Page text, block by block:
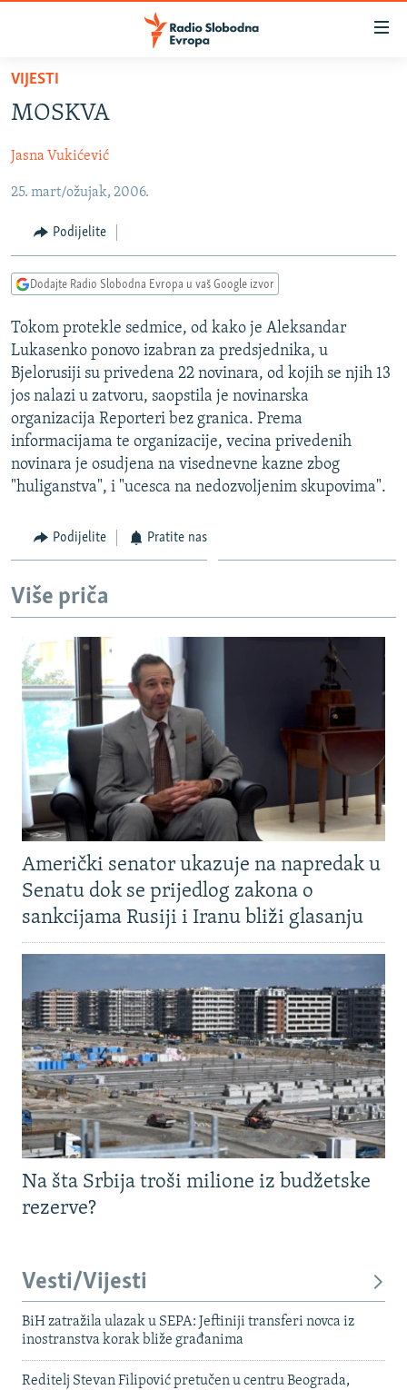
Pređite
glavni
Pređite
na
navigaciju
Pređite
na
pretragu
SRBIJA
KOSOVO
CRNA GORA
VIZUELNO
VIDEO
FOTOGALERIJE
INFOGRAFIKE
PODCASTI
RAT U UKRAJINI
KINA NA BALKANU
RSE PRIČE IZ SVIJETA
ISPRIČAJ MI
DNEVNO@RSE
SPECIJALI RSE
POPLAVE I KLIZIŠTA U BIH 2024.
TV LIBERTY
POST SCRIPTUM
MOJA EVROPA
TRI DECENIJE OD RATA U BIH
SVE KARTE DEJTONA
NASTANAK I RASPAD JUGOSLAVIJE
PRATITE NAS
Sve RFE/RL stranice
VIJESTI
MOSKVA
Jasna Vukićević
25. mart/ožujak, 2006.
Podijelite
Dodajte Radio Slobodna Evropa u vaš Google izvor
Tokom protekle sedmice, od kako je Aleksandar
Lukasenko ponovo izabran za predsjednika, u
Bjelorusiji su privedena 22 novinara, od kojih se njih 13
jos nalazi u zatvoru, saopstila je novinarska
organizacija Reporteri bez granica. Prema
informacijama te organizacije, vecina privedenih
novinara je osudjena na visednevne kazne zbog
"huliganstva", i "ucesca na nedozvoljenim skupovima".
Podijelite Pratite nas
Više priča
Američki senator ukazuje na napredak u
Senatu dok se prijedlog zakona o
sankcijama Rusiji i Iranu bliži glasanju
Na šta Srbija troši milione iz budžetske
rezerve?
Vesti/Vijesti
BiH zatražila ulazak u SEPA: Jeftiniji transferi novca iz
inostranstva korak bliže građanima
Reditelj Stevan Filipović pretučen u centru Beograda,